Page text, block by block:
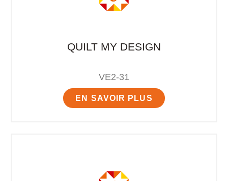
QUILT MY DESIGN
VE2-31
EN SAVOIR PLUS